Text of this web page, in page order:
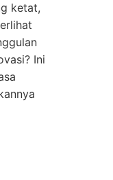
ketat,
Ini